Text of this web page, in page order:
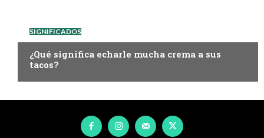
SIGNIFICADOS
¿Qué significa echarle mucha crema a sus
tacos?